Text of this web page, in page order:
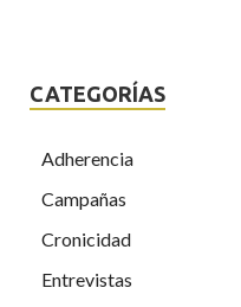
CATEGORÍAS
Adherencia
Campañas
Cronicidad
Entrevistas